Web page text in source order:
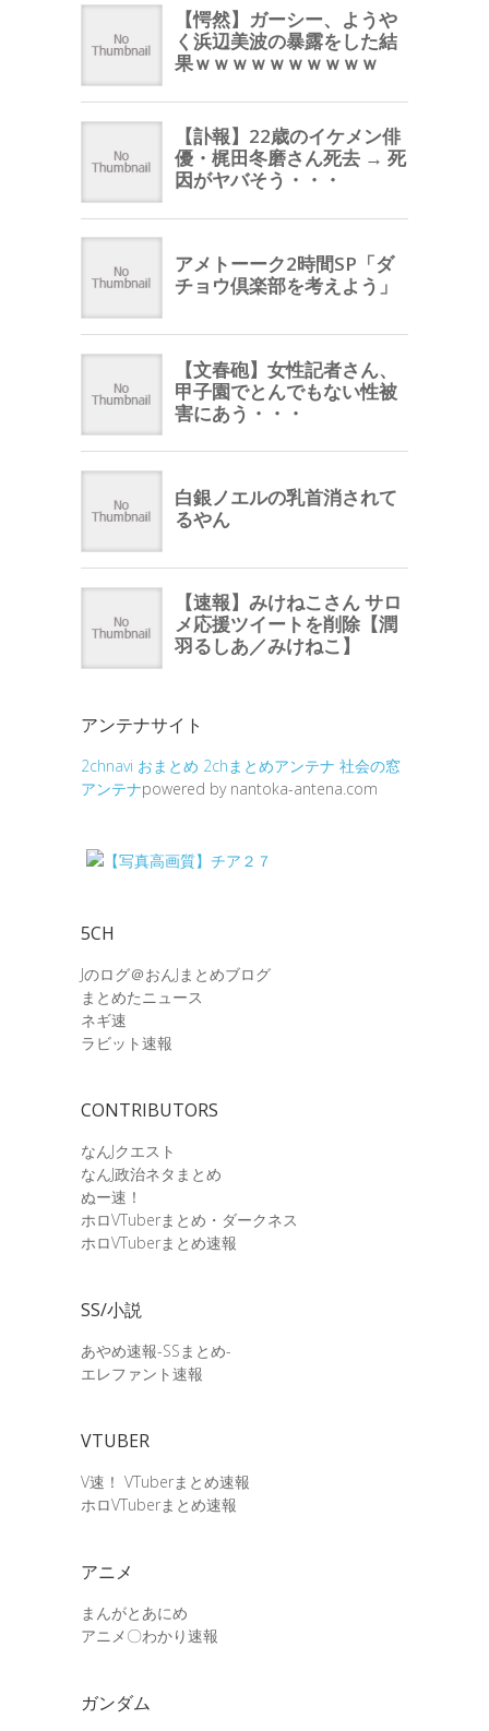
アンテナサイト
2chnavi おまとめ 2chまとめアンテナ 社会の窓
アンテナpowered by nantoka-antena.com
5CH
Jのログ＠おんJまとめブログ
まとめたニュース
ネギ速
ラビット速報
CONTRIBUTORS
なんJクエスト
なんJ政治ネタまとめ
ぬー速！
ホロVTuberまとめ・ダークネス
ホロVTuberまとめ速報
SS/小説
あやめ速報-SSまとめ-
エレファント速報
VTUBER
V速！ VTuberまとめ速報
ホロVTuberまとめ速報
アニメ
まんがとあにめ
アニメ〇わかり速報
ガンダム